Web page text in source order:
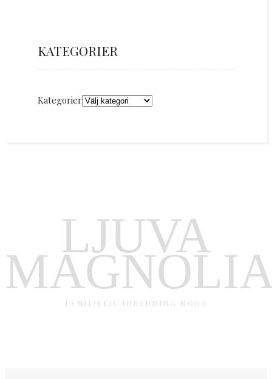
KATEGORIER
Kategorier
LJUVA
FAMILJELIV INREDNING MODE